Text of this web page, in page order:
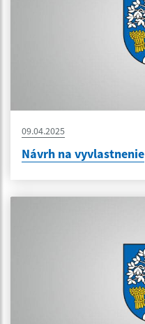
09.04.2025
Návrh na vyvlastnenie